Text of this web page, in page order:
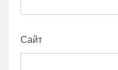
Сайт